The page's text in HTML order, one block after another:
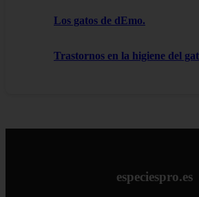
Los gatos de dEmo.
Trastornos en la higiene del
especiespro.es